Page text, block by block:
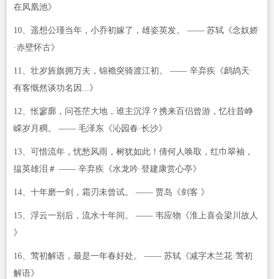
在凤凰池》
10、遥想公瑾当年，小乔初嫁了，雄姿英发。 —— 苏轼《念奴娇
·赤壁怀古》
11、壮岁旌旗拥万夫，锦襜突骑渡江初。 —— 辛弃疾《鹧鸪天·
有客慨然谈功名因...》
12、怅寥廓，问苍茫大地，谁主沉浮？携来百侣曾游，忆往昔峥
嵘岁月稠。 —— 毛泽东《沁园春·长沙》
13、可惜流年，忧愁风雨，树犹如此！倩何人唤取，红巾翠袖，
揾英雄泪＃ —— 辛弃疾《水龙吟·登建康赏心亭》
14、十年磨一剑，霜刃未曾试。 —— 贾岛《剑客 》
15、浮云一别后，流水十年间。 —— 韦应物《淮上喜会梁川故人
》
16、莺初解语，最是一年春好处。 —— 苏轼《减字木兰花·莺初
解语》